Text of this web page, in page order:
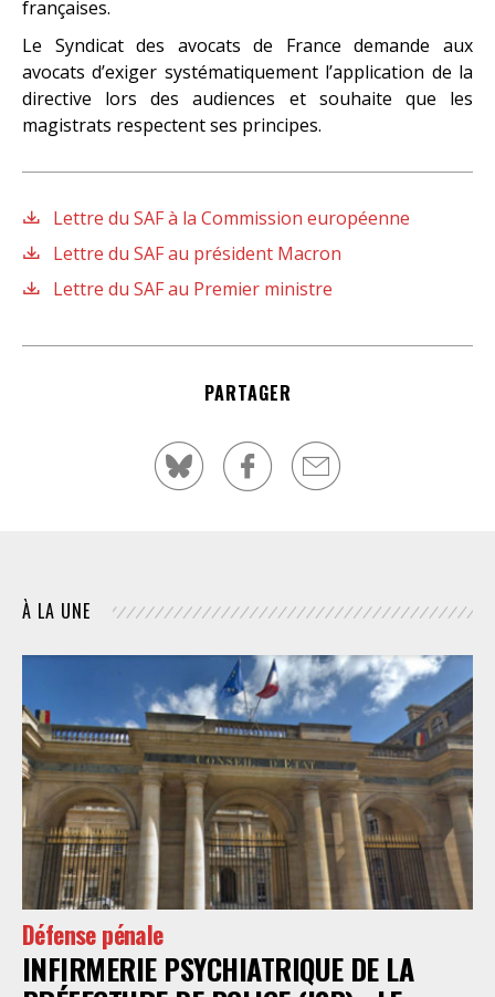
françaises.
Le Syndicat des avocats de France demande aux
avocats d’exiger systématiquement l’application de la
directive lors des audiences et souhaite que les
magistrats respectent ses principes.
Lettre du SAF à la Commission européenne
Lettre du SAF au président Macron
Lettre du SAF au Premier ministre
PARTAGER
À LA UNE
Défense pénale
INFIRMERIE PSYCHIATRIQUE DE LA